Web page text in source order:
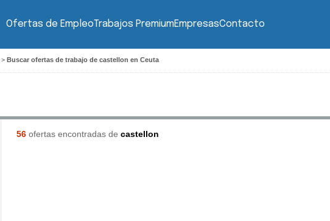
Ofertas de EmpleoTrabajos PremiumEmpresasContacto
> Buscar ofertas de trabajo de castellon en Ceuta
56ofertas encontradas de castellon